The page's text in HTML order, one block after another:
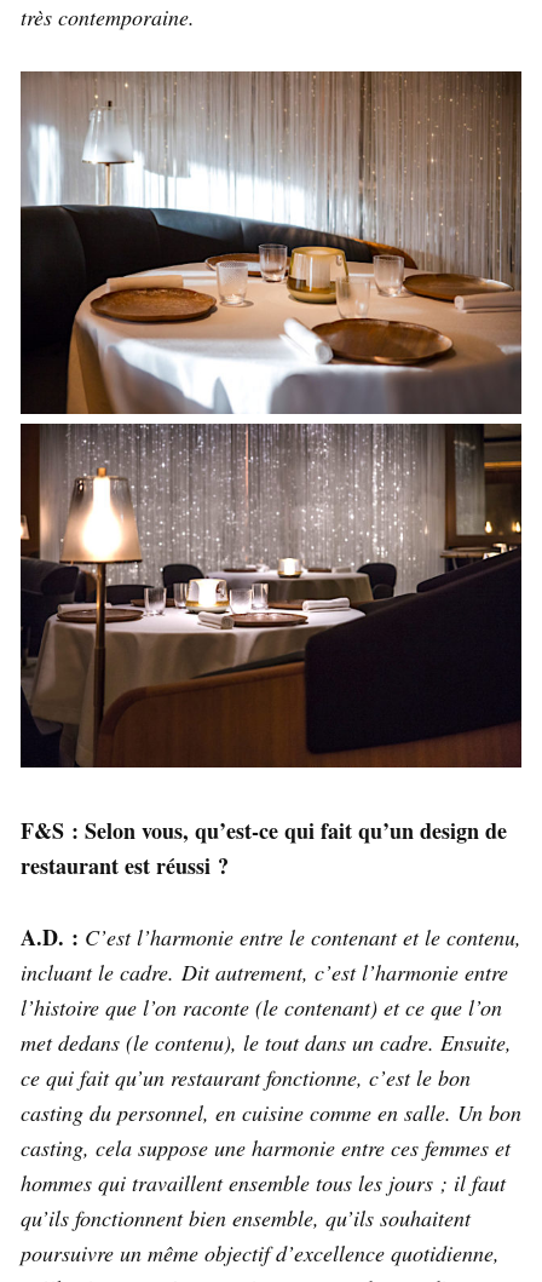
très contemporaine.
F&S : Selon vous, qu’est-ce qui fait qu’un design de
restaurant est réussi ?
A.D. : C’est l’harmonie entre le contenant et le contenu,
incluant le cadre. Dit autrement, c’est l’harmonie entre
l’histoire que l’on raconte (le contenant) et ce que l’on
met dedans (le contenu), le tout dans un cadre. Ensuite,
ce qui fait qu’un restaurant fonctionne, c’est le bon
casting du personnel, en cuisine comme en salle. Un bon
casting, cela suppose une harmonie entre ces femmes et
hommes qui travaillent ensemble tous les jours ; il faut
qu’ils fonctionnent bien ensemble, qu’ils souhaitent
poursuivre un même objectif d’excellence quotidienne,